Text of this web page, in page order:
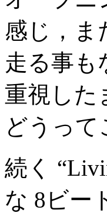
感じ，ま
走る事も
重視した
どうっ
続く
な 8ビー